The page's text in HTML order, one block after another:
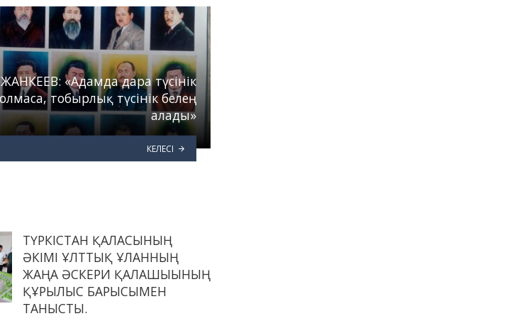
ЖАНКЕЕВ: «Адамда дара түсінік
тобырлық түсінік белең
алады»
КЕЛЕСІ
ТҮРКІСТАН ҚАЛАСЫНЫҢ
ӘКІМІ ҰЛТТЫҚ ҰЛАННЫҢ
ЖАҢА ӘСКЕРИ ҚАЛАШЫҒЫНЫҢ
ҚҰРЫЛЫС БАРЫСЫМЕН
ТАНЫСТЫ.